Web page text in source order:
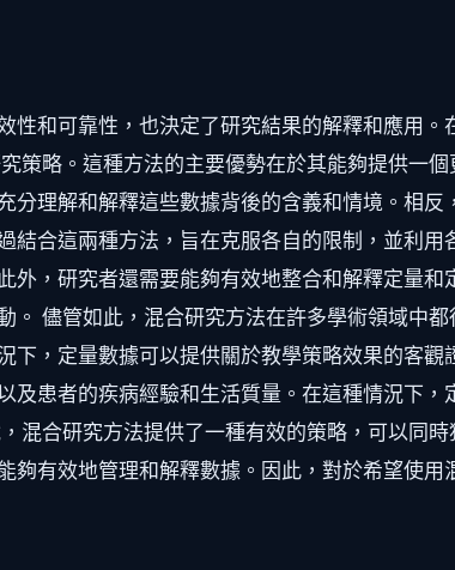
和可靠性，也決定了研究結果的解釋和應用
策略。這種方法的主要優勢在於其能夠提供一
理解和解釋這些數據背後的含義和情境。相
合這兩種方法，旨在克服各自的限制，並利
，研究者還需要能夠有效地整合和解釋定量
儘管如此，混合研究方法在許多學術領域中
，定量數據可以提供關於教學策略效果的客
患者的疾病經驗和生活質量。在這種情況下
混合研究方法提供了一種有效的策略，可以同
有效地管理和解釋數據。因此，對於希望使用